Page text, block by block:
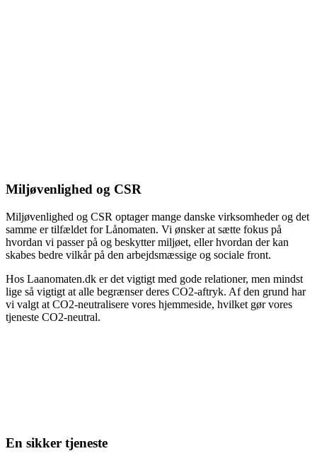
Miljøvenlighed og CSR
Miljøvenlighed og CSR optager mange danske virksomheder og det
samme er tilfældet for Lånomaten. Vi ønsker at sætte fokus på
hvordan vi passer på og beskytter miljøet, eller hvordan der kan
skabes bedre vilkår på den arbejdsmæssige og sociale front.
Hos Laanomaten.dk er det vigtigt med gode relationer, men mindst
lige så vigtigt at alle begrænser deres CO2-aftryk. Af den grund har
vi valgt at CO2-neutralisere vores hjemmeside, hvilket gør vores
tjeneste CO2-neutral.
En sikker tjeneste